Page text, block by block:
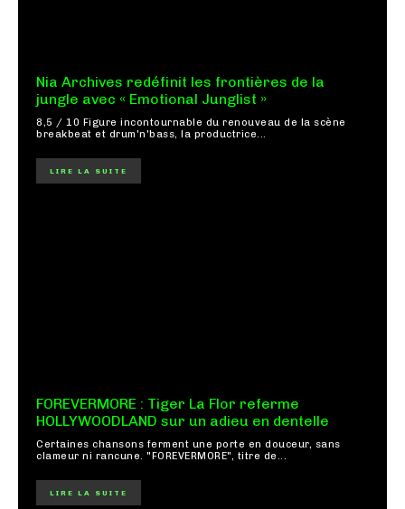
Nia Archives redéfinit les frontières de la
jungle avec « Emotional Junglist »
8,5 / 10 Figure incontournable du renouveau de la scène
breakbeat et drum'n'bass, la productrice...
LIRE LA SUITE
FOREVERMORE : Tiger La Flor referme
HOLLYWOODLAND sur un adieu en dentelle
Certaines chansons ferment une porte en douceur, sans
clameur ni rancune. "FOREVERMORE", titre de...
LIRE LA SUITE